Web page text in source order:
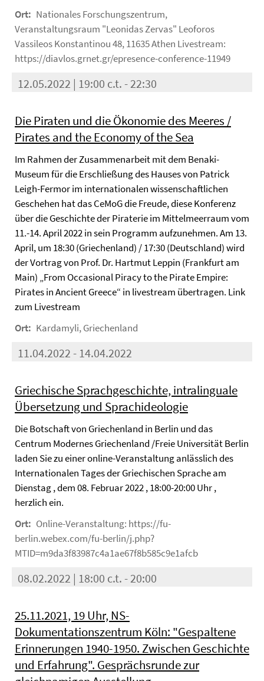
Ort: Nationales Forschungszentrum,
Veranstaltungsraum "Leonidas Zervas" Leoforos
Vassileos Konstantinou 48, 11635 Athen Livestream:
https://diavlos.grnet.gr/epresence-conference-11949
12.05.2022 | 19:00 c.t. - 22:30
Die Piraten und die Ökonomie des Meeres /
Pirates and the Economy of the Sea
Im Rahmen der Zusammenarbeit mit dem Benaki-
Museum für die Erschließung des Hauses von Patrick
Leigh-Fermor im internationalen wissenschaftlichen
Geschehen hat das CeMoG die Freude, diese Konferenz
über die Geschichte der Piraterie im Mittelmeerraum vom
11.-14. April 2022 in sein Programm aufzunehmen. Am 13.
April, um 18:30 (Griechenland) / 17:30 (Deutschland) wird
der Vortrag von Prof. Dr. Hartmut Leppin (Frankfurt am
Main) „From Occasional Piracy to the Pirate Empire:
Pirates in Ancient Greece“ in livestream übertragen. Link
zum Livestream
Ort: Kardamyli, Griechenland
11.04.2022 - 14.04.2022
Griechische Sprachgeschichte, intralinguale
Übersetzung und Sprachideologie
Die Botschaft von Griechenland in Berlin und das
Centrum Modernes Griechenland /Freie Universität Berlin
laden Sie zu einer online-Veranstaltung anlässlich des
Internationalen Tages der Griechischen Sprache am
Dienstag , dem 08. Februar 2022 , 18:00-20:00 Uhr ,
herzlich ein.
Ort: Online-Veranstaltung: https://fu-
berlin.webex.com/fu-berlin/j.php?
MTID=m9da3f83987c4a1ae67f8b585c9e1afcb
08.02.2022 | 18:00 c.t. - 20:00
25.11.2021, 19 Uhr, NS-
Dokumentationszentrum Köln: "Gespaltene
Erinnerungen 1940-1950. Zwischen Geschichte
und Erfahrung". Gesprächsrunde zur